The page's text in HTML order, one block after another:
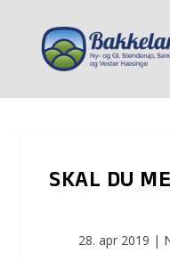
SKAL DU
28. apr 2019 |